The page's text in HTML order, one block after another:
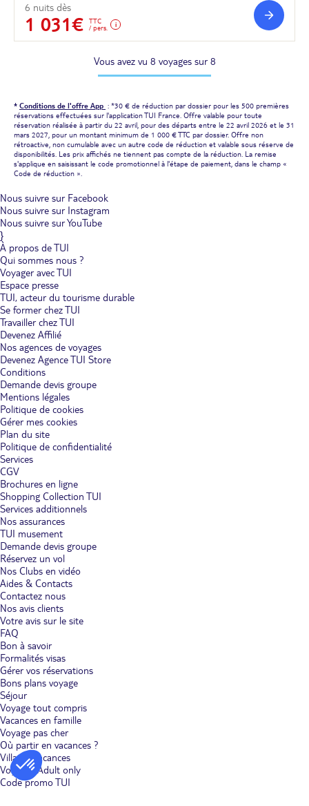
6 nuits dès
1 031€
TTC
/ pers.
Vous avez vu 8 voyages sur 8
* Conditions de l'offre App : *30 € de réduction par dossier pour les 500 premières
réservations effectuées sur l'application TUI France. Offre valable pour toute
réservation réalisée à partir du 22 avril, pour des départs entre le 22 avril 2026 et le 31
mars 2027, pour un montant minimum de 1 000 € TTC par dossier. Offre non
rétroactive, non cumulable avec un autre code de réduction et valable sous réserve de
disponibilités. Les prix affichés ne tiennent pas compte de la réduction. La remise
s'applique en saisissant le code promotionnel à l'étape de paiement, dans le champ «
Code de réduction ».
Nous suivre sur Facebook
Nous suivre sur Instagram
Nous suivre sur YouTube
}
À propos de TUI
Qui sommes nous ?
Voyager avec TUI
Espace presse
TUI, acteur du tourisme durable
Se former chez TUI
Travailler chez TUI
Devenez Affilié
Nos agences de voyages
Devenez Agence TUI Store
Conditions
Demande devis groupe
Mentions légales
Politique de cookies
Gérer mes cookies
Plan du site
Politique de confidentialité
Services
CGV
Brochures en ligne
Shopping Collection TUI
Services additionnels
Nos assurances
TUI musement
Demande devis groupe
Réservez un vol
Nos Clubs en vidéo
Aides & Contacts
Contactez nous
Nos avis clients
Votre avis sur le site
FAQ
Bon à savoir
Formalités visas
Gérer vos réservations
Bons plans voyage
Séjour
Voyage tout compris
Vacances en famille
Voyage pas cher
Où partir en vacances ?
Villages vacances
Voyages Adult only
Code promo TUI